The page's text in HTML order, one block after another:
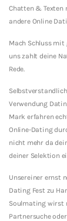
Chatten & Texten
andere Online
Mach Schluss
uns zahlt deine
Rede.
Verwendung
Mark erfahren
Online-Dating
nicht mehr da
deiner Selektion
Unsereiner ernst
Dating Fest zu
Soulmating wirst
Partnersuche